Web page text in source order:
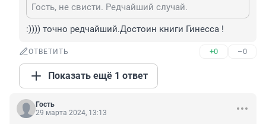
Гость, не свисти. Редчайший случай.
:)))) точно редчайший.Достоин книги Гинесса !
ОТВЕТИТЬ +0 –0
Показать ещё 1 ответ
Гость
29 марта 2024, 13:13